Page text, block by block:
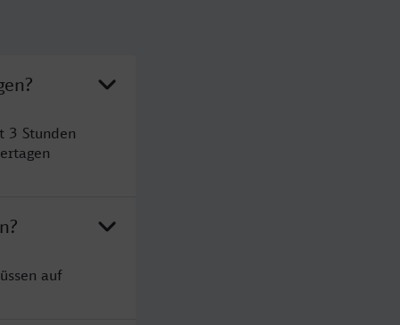
3 Stunden
auf